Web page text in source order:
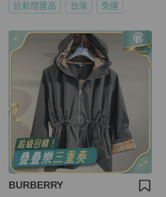
近新閒置品 台灣 免運
BURBERRY